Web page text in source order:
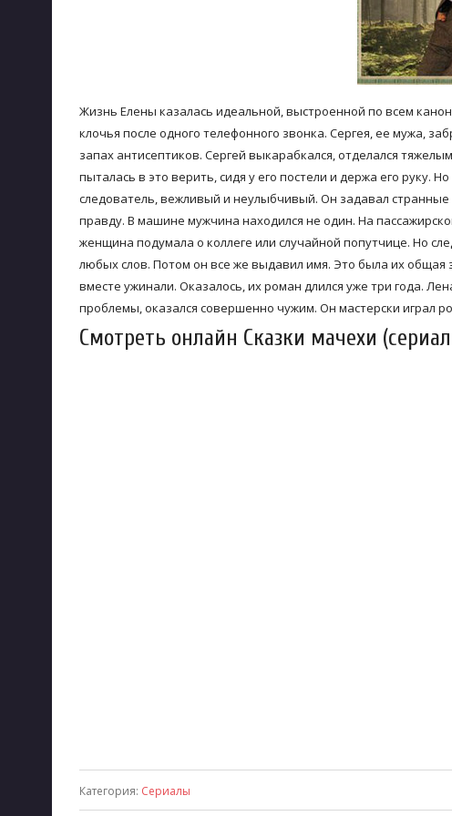
Жизнь Елены казалась идеальной, выстроенной по всем
клочья после одного телефонного звонка. Сергея, ее мужа,
запах антисептиков. Сергей выкарабкался, отделался
пыталась в это верить, сидя у его постели и держа его руку.
следователь, вежливый и неулыбчивый. Он задавал
правду. В машине мужчина находился не один. На
женщина подумала о коллеге или случайной попутчице. Но
любых слов. Потом он все же выдавил имя. Это была их общая
вместе ужинали. Оказалось, их роман длился уже три года.
проблемы, оказался совершенно чужим. Он мастерски играл
Смотреть онлайн Сказки мачехи
Категория: Сериалы